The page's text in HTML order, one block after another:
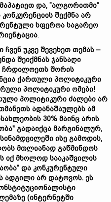
მაპატიეთ და, ”ალგორითმი”
კონკურენციის შექმნა არ
სფეროა საგარეო
.
ჩვენ უკვე შევეხეთ თემას –
შეიქმნას ჯანსაღი
ჩრდილოეთს შორის
ქართული პოლიტიკური
პოლიტიკური ომები!
პოლიტიკური ძალები არ
ადანაშაულებს ამ
30% მაინც არის
გადაიქცა მარგინალურ,
ისე გამოდის,
მთლიანად გაწმინდოს
იქ მხოლოდ სააკაშვილის
და კონკურენტული
ადგილი არ დატოვოს. ეს
ონალისტი
(ინტერნეტში